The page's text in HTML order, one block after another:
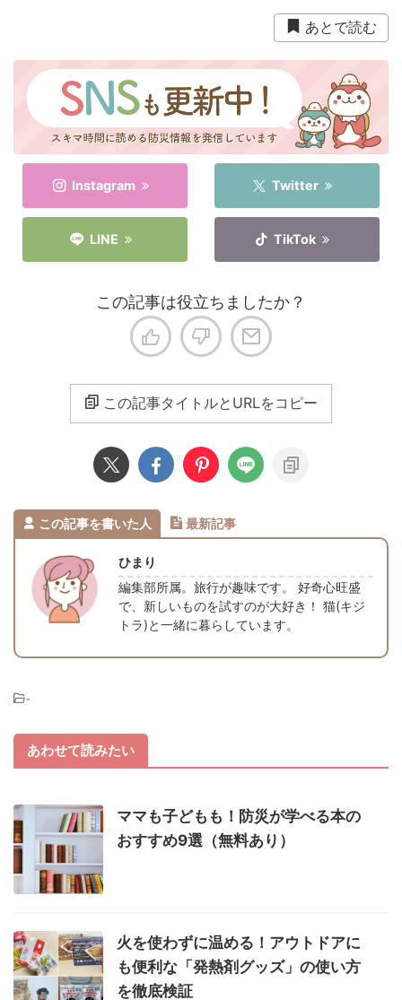
あとで読む
Instagram Twitter
LINE TikTok
この記事は役立ちましたか？
この記事タイトルとURLをコピー
この記事を書いた人 最新記事
ひまり
編集部所属。旅行が趣味です。 好奇心旺盛
で、新しいものを試すのが大好き！ 猫(キジ
トラ)と一緒に暮らしています。
-
あわせて読みたい
ママも子どもも！防災が学べる本の
おすすめ9選（無料あり）
火を使わずに温める！アウトドアに
も便利な「発熱剤グッズ」の使い方
を徹底検証